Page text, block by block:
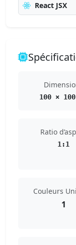
React JSX
100 ×
Ratio
1:1
Couleurs
1